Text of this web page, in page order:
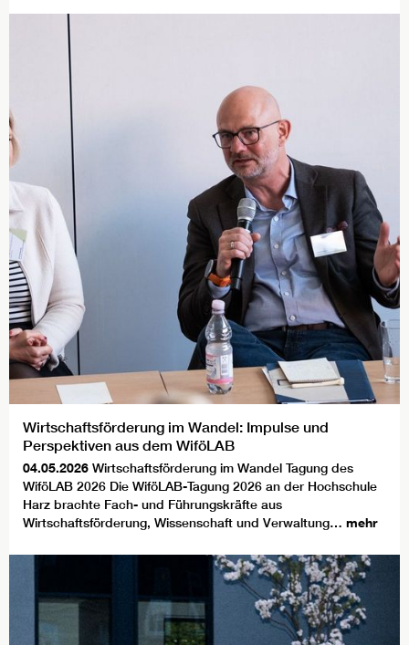
Wirtschaftsförderung im Wandel: Impulse und
Perspektiven aus dem WiföLAB
04.05.2026 Wirtschaftsförderung im Wandel Tagung des
WiföLAB 2026 Die WiföLAB-Tagung 2026 an der Hochschule
Harz brachte Fach- und Führungskräfte aus
Wirtschaftsförderung, Wissenschaft und Verwaltung… mehr